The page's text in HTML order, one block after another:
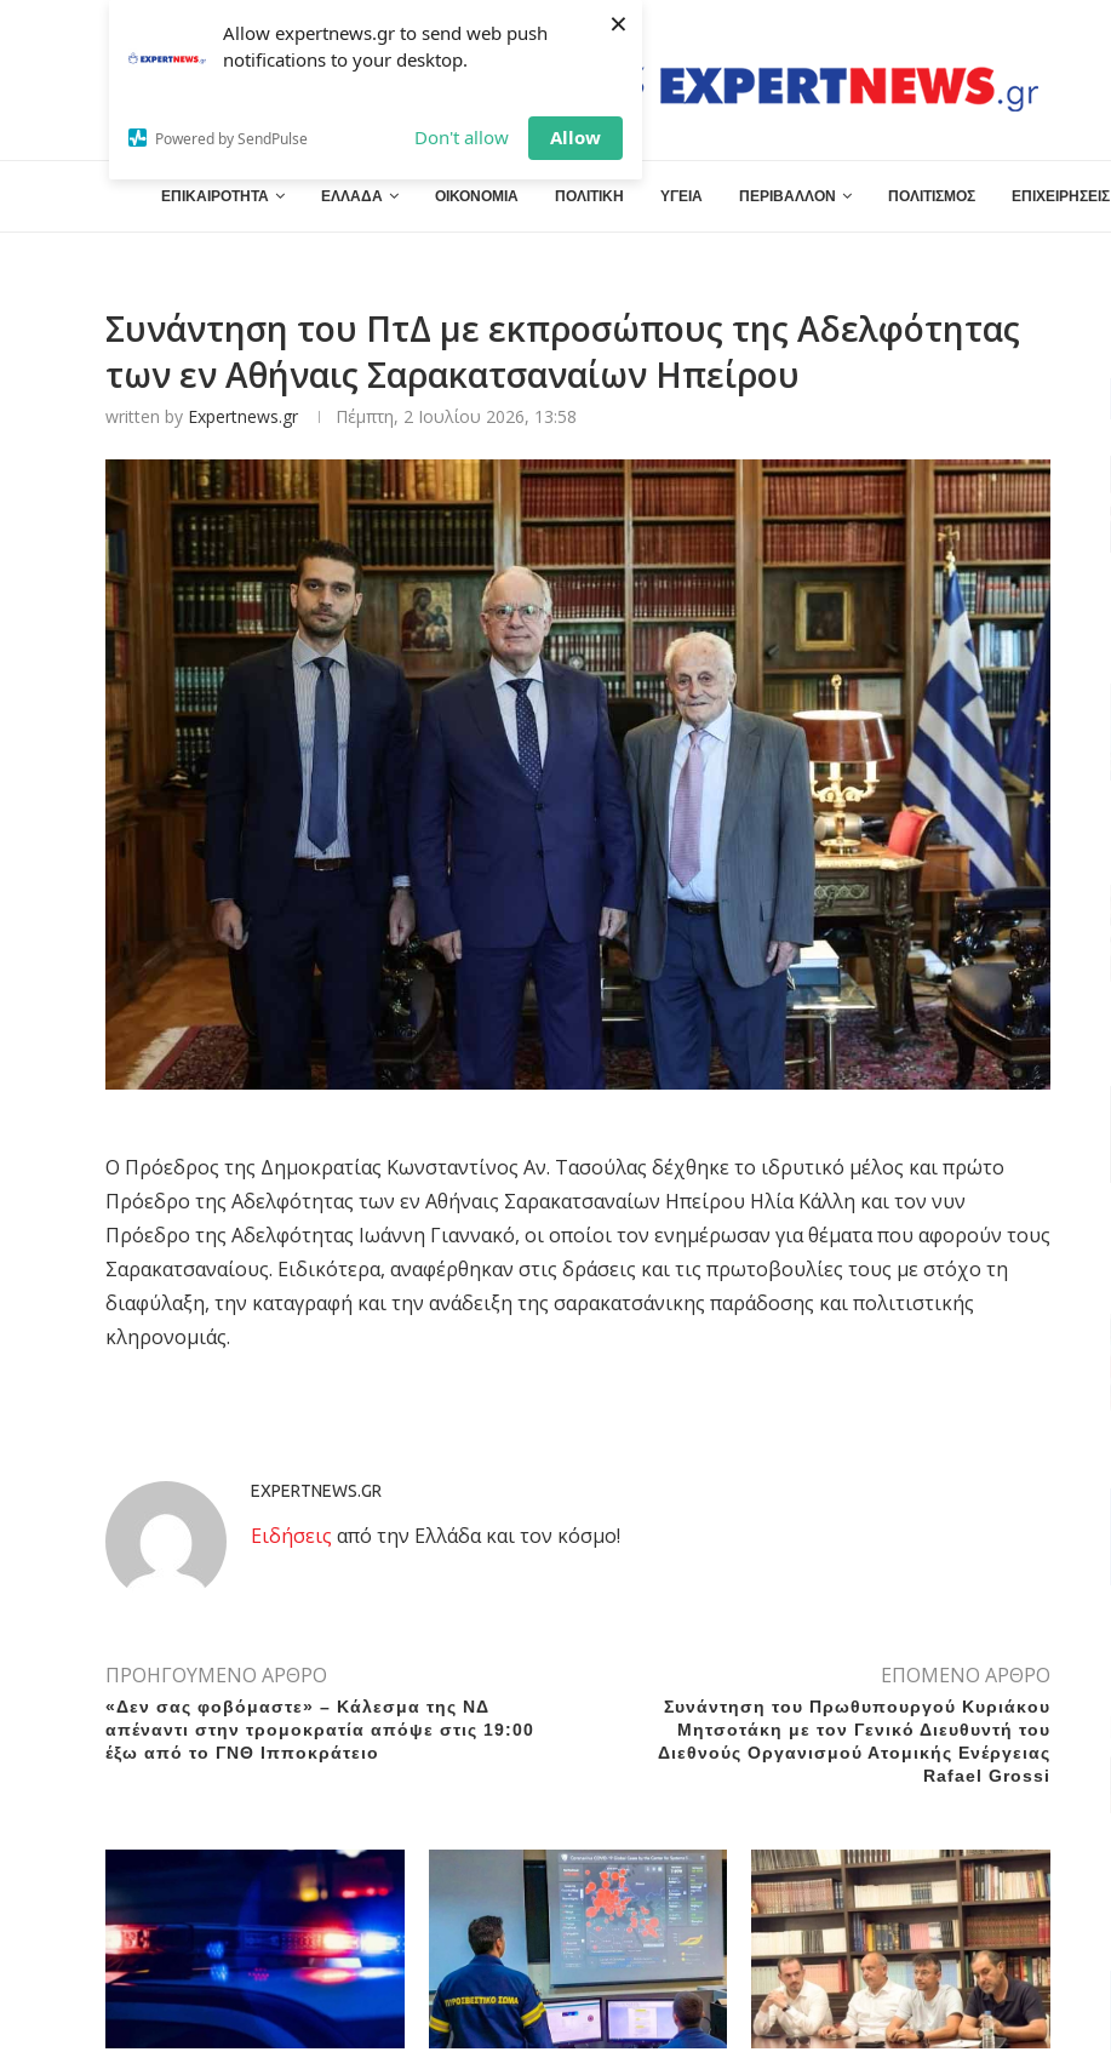
Allow expertnews.gr to send web push
notifications to your desktop.
Powered by SendPulse Don't allow Allow
×
ΕΠΙΚΑΙΡΟΤΗΤΑ ΕΛΛΑΔΑ ΟΙΚΟΝΟΜΙΑ ΠΟΛΙΤΙΚΗ ΥΓΕΙΑ ΠΕΡΙΒΑΛΛΟΝ ΠΟΛΙΤΙΣΜΟΣ ΕΠΙΧΕΙΡΗΣΕΙΣ
Συνάντηση του ΠτΔ με εκπροσώπους της Αδελφότητας
των εν Αθήναις Σαρακατσαναίων Ηπείρου
written by Expertnews.gr Πέμπτη, 2 Ιουλίου 2026, 13:58
Ο Πρόεδρος της Δημοκρατίας Κωνσταντίνος Αν. Τασούλας δέχθηκε το ιδρυτικό μέλος και πρώτο
Πρόεδρο της Αδελφότητας των εν Αθήναις Σαρακατσαναίων Ηπείρου Ηλία Κάλλη και τον νυν
Πρόεδρο της Αδελφότητας Ιωάννη Γιαννακό, οι οποίοι τον ενημέρωσαν για θέματα που αφορούν τους
Σαρακατσαναίους. Ειδικότερα, αναφέρθηκαν στις δράσεις και τις πρωτοβουλίες τους με στόχο τη
διαφύλαξη, την καταγραφή και την ανάδειξη της σαρακατσάνικης παράδοσης και πολιτιστικής
κληρονομιάς.
EXPERTNEWS.GR
Eιδήσεις από την Ελλάδα και τον κόσμο!
ΠΡΟΗΓΟΥΜΕΝΟ ΑΡΘΡΟ
«Δεν σας φοβόμαστε» – Κάλεσμα της ΝΔ
απέναντι στην τρομοκρατία απόψε στις 19:00
έξω από το ΓΝΘ Ιπποκράτειο
ΕΠΟΜΕΝΟ ΑΡΘΡΟ
Συνάντηση του Πρωθυπουργού Κυριάκου
Μητσοτάκη με τον Γενικό Διευθυντή του
Διεθνούς Οργανισμού Ατομικής Ενέργειας
Rafael Grossi